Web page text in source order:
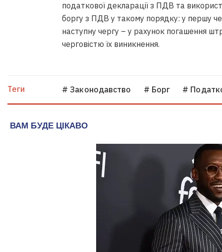
податкової декларації з ПДВ та
боргу з ПДВ у такому порядку: у першу
наступну чергу – у рахунок погашення
черговістю їх виникнення.
Теги # Законодавство # Борг #